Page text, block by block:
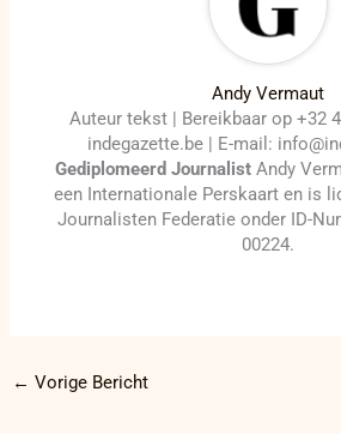
Andy Vermaut
Auteur tekst | Bereikbaar op +32
indegazette.be | E-mail:
Gediplomeerd Journalist Andy
een Internationale Perskaart en is
Journalisten Federatie onder ID-
00224.
← Vorige Bericht